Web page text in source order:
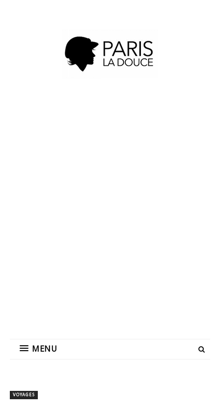
MENU
VOYAGES